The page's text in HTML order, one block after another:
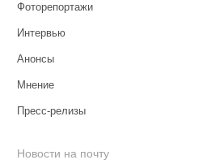
Фоторепортажи
Интервью
Анонсы
Мнение
Пресс-релизы
Новости на почту